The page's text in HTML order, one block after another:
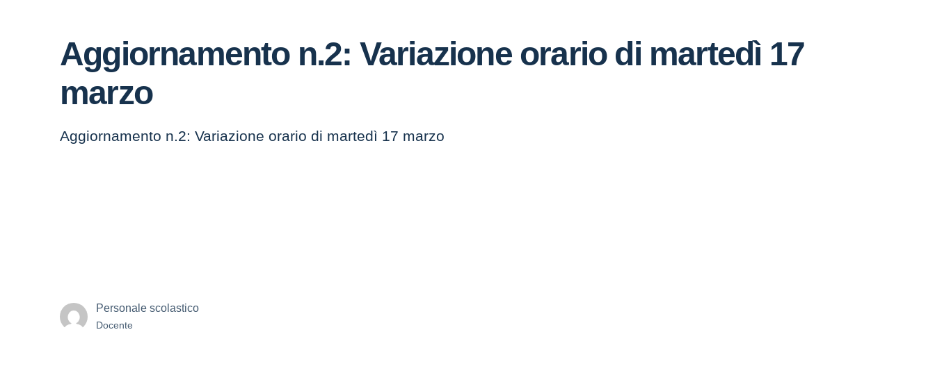
Aggiornamento n.2: Variazione orario di martedì 17
marzo
Aggiornamento n.2: Variazione orario di martedì 17 marzo
Personale scolastico
Docente